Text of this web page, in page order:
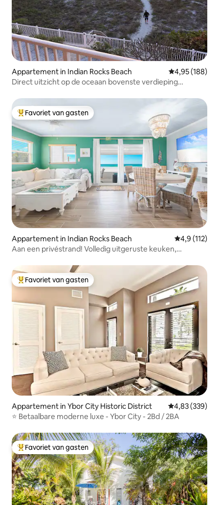
Appartement in Indian Rocks Beach Gemiddelde
4,95 (188)
Direct uitzicht op de oceaan bovenste verdieping
Topfavoriet van gasten
Favoriet van gasten
Appartement in Indian Rocks Beach Gemiddelde
4,9 (112)
Aan een privéstrand! Volledig uitgeruste keuken,
Topfavoriet van gasten
Favoriet van gasten
Appartement in Ybor City Historic District Gemiddelde
4,83 (339)
⭐ Betaalbare moderne luxe - Ybor City - 2Bd / 2BA
Topfavoriet van gasten
Favoriet van gasten